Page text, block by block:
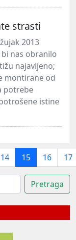
strasti
2013
nas obranilo
najavljeno;
montirane od
potrebe
istine
14 15 16 17